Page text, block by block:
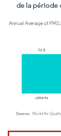
de la période
Image © Mordor